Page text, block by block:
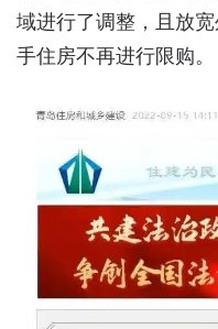
域进行了调整，且放
手住房不再进行限购。